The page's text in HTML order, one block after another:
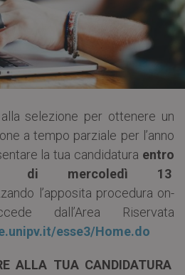
selezione per ottenere un
a tempo parziale per l’anno
la tua candidatura entro
di mercoledì 13
l’apposita procedura on-
dall’Area Riservata
esse3/Home.do
ALLA TUA CANDIDATURA